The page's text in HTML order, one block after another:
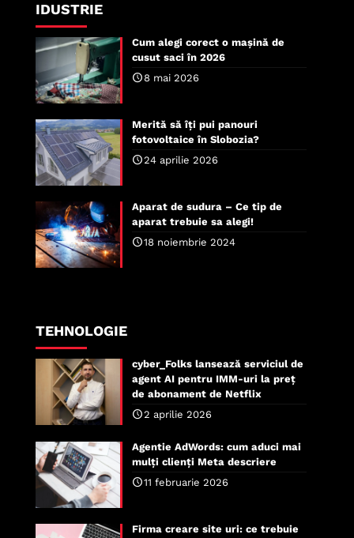
IDUSTRIE
Cum alegi corect o mașină de
cusut saci în 2026
8 mai 2026
Merită să îți pui panouri
fotovoltaice în Slobozia?
24 aprilie 2026
Aparat de sudura – Ce tip de
aparat trebuie sa alegi!
18 noiembrie 2024
TEHNOLOGIE
cyber_Folks lansează serviciul de
agent AI pentru IMM-uri la preț
de abonament de Netflix
2 aprilie 2026
Agentie AdWords: cum aduci mai
mulți clienți Meta descriere
11 februarie 2026
Firma creare site uri: ce trebuie